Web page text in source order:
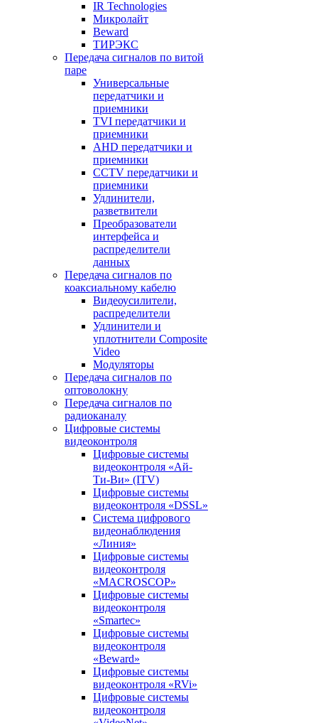
IR Technologies
Микролайт
Beward
ТИРЭКС
Передача сигналов по витой
паре
Универсальные
передатчики и
приемники
TVI передатчики и
приемники
AHD передатчики и
приемники
CCTV передатчики и
приемники
Удлинители,
разветвители
Преобразователи
интерфейса и
распределители
данных
Передача сигналов по
коаксиальному кабелю
Видеоусилители,
распределители
Удлинители и
уплотнители Сomposite
Video
Модуляторы
Передача сигналов по
оптоволокну
Передача сигналов по
радиоканалу
Цифровые системы
видеоконтроля
Цифровые системы
видеоконтроля «Ай-
Ти-Ви» (ITV)
Цифровые системы
видеоконтроля «DSSL»
Система цифрового
видеонаблюдения
«Линия»
Цифровые системы
видеоконтроля
«MACROSCOP»
Цифровые системы
видеоконтроля
«Smartec»
Цифровые системы
видеоконтроля
«Beward»
Цифровые системы
видеоконтроля «RVi»
Цифровые системы
видеоконтроля